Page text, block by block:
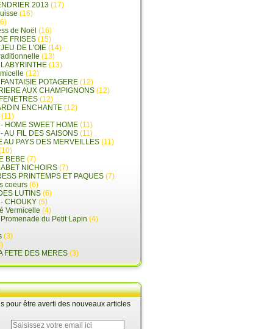
2013 (17)
(16)
de Noël (16)
FRISES (15)
DE L'OIE (14)
(13)
(13)
(12)
POTAGERE (12)
AUX CHAMPIGNONS (12)
(12)
ENCHANTE (12)
(11)
HOME SWEET HOME (11)
AU FIL DES SAISONS (11)
AU PAYS DES MERVEILLES (11)
BEBE (7)
NICHOIRS (7)
PRINTEMPS ET PAQUES (7)
coeurs (6)
LUTINS (6)
CHOUKY (5)
Vermicelle (4)
du Petit Lapin (4)
(3)
FETE DES MERES (3)
pour être averti des nouveaux articles